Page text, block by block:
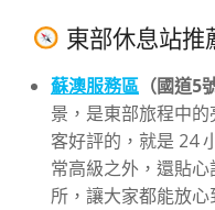
東部休息站推
蘇澳服務區 （國道5
景，是東部旅程中
客好評的，就是 24
常高級之外，還貼
所，讓大家都能放心